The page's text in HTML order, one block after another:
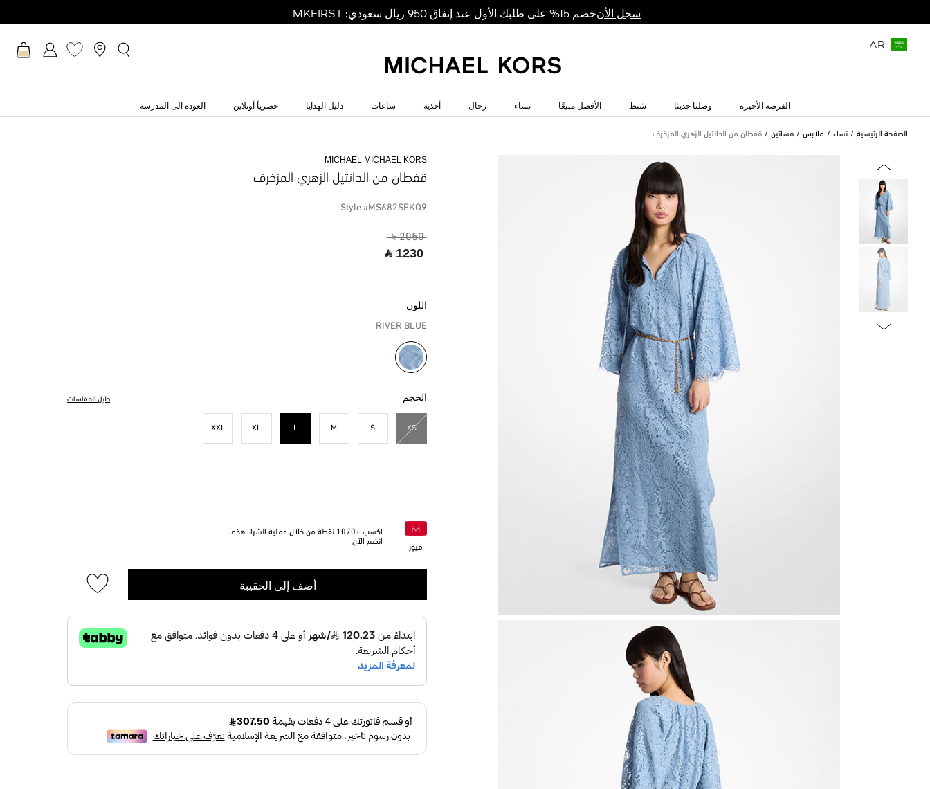
سجل الأنخصم 15% على طلبك الأول عند إنفاق 950 ريال سعودي: MKFIRST
AR
الفرصة الأخيرة وصلنا حديثا شنط الأفضل مبيعًا نساء رجال أحذية ساعات دليل الهدايا حصرياً أونلاين العودة الى المدرسة
الصفحة الرئيسية نساء ملابس فساتين قفطان من الدانتيل الزهري المزخرف
MICHAEL MICHAEL KORS
قفطان من الدانتيل الزهري المزخرف
Style #MS682SFKQ9
‎ ⃁ 2050 ‎
‎ ⃁ 1230 ‎
اللون
RIVER BLUE
مختار
الحجم دليل المقاسات
XS
S
M
L
XL
XXL
ميوز
اكسب +1070 نقطة من خلال عملية الشراء هذه.
انضم الآن
أضف إلى الحقيبة